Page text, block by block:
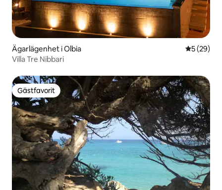
Ägarlägenhet i Olbia 5 av 5 i
5 (29)
Villa Tre Nibbari
Gästfavorit
Gästfavorit